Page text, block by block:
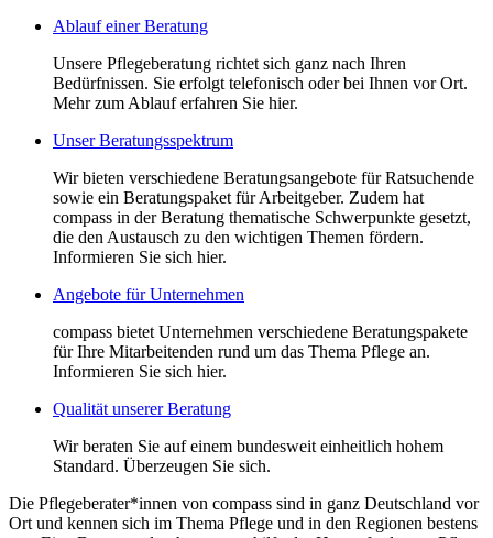
Ablauf einer Beratung
Unsere Pflegeberatung richtet sich ganz nach Ihren
Bedürfnissen. Sie erfolgt telefonisch oder bei Ihnen vor Ort.
Mehr zum Ablauf erfahren Sie hier.
Unser Beratungsspektrum
Wir bieten verschiedene Beratungsangebote für Ratsuchende
sowie ein Beratungspaket für Arbeitgeber. Zudem hat
compass in der Beratung thematische Schwerpunkte gesetzt,
die den Austausch zu den wichtigen Themen fördern.
Informieren Sie sich hier.
Angebote für Unternehmen
compass bietet Unternehmen verschiedene Beratungspakete
für Ihre Mitarbeitenden rund um das Thema Pflege an.
Informieren Sie sich hier.
Qualität unserer Beratung
Wir beraten Sie auf einem bundesweit einheitlich hohem
Standard. Überzeugen Sie sich.
Die Pflegeberater*innen von compass sind in ganz Deutschland vor
Ort und kennen sich im Thema Pflege und in den Regionen bestens